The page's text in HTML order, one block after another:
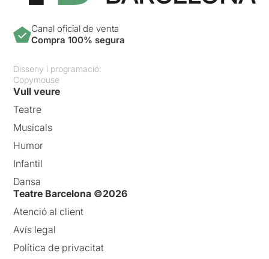
Canal oficial de venta
Compra 100% segura
Disseny i programació:
Copymouse
Vull veure
Teatre
Musicals
Humor
Infantil
Dansa
Teatre Barcelona ©2026
Atenció al client
Avís legal
Política de privacitat